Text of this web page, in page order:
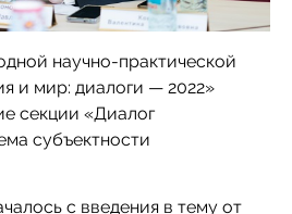
научно-практической
и мир: диалоги — 2022»
секции «Диалог
субъектности
с введения в тему от